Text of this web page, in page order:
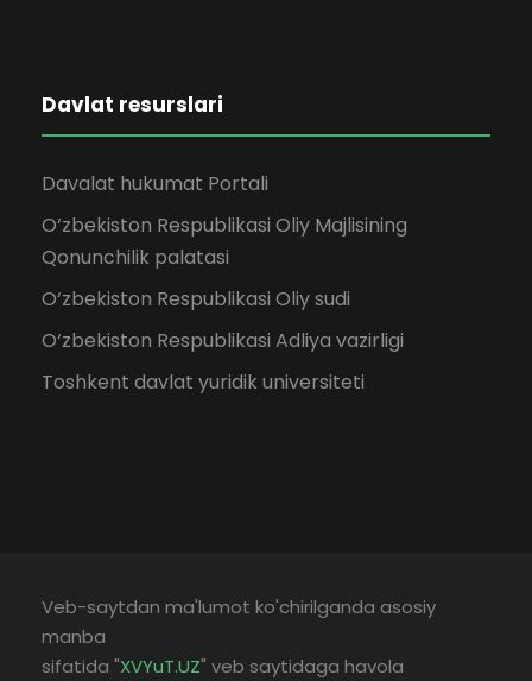
Davlat resurslari
Davalat hukumat Portali
O‘zbekiston Respublikasi Oliy Majlisining
Qonunchilik palatasi
O‘zbekiston Respublikasi Oliy sudi
O‘zbekiston Respublikasi Adliya vazirligi
Toshkent davlat yuridik universiteti
Veb-saytdan ma'lumot ko'chirilganda asosiy
manba
sifatida "XVYuT.UZ" veb saytidaga havola